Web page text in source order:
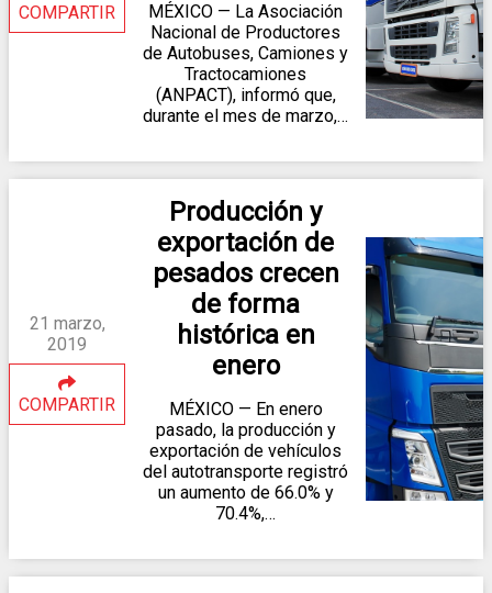
COMPARTIR
MÉXICO — La Asociación
Nacional de Productores
de Autobuses, Camiones y
Tractocamiones
(ANPACT), informó que,
durante el mes de marzo,…
21 marzo,
2019
COMPARTIR
Producción y
exportación de
pesados crecen
de forma
histórica en
enero
MÉXICO — En enero
pasado, la producción y
exportación de vehículos
del autotransporte registró
un aumento de 66.0% y
70.4%,…